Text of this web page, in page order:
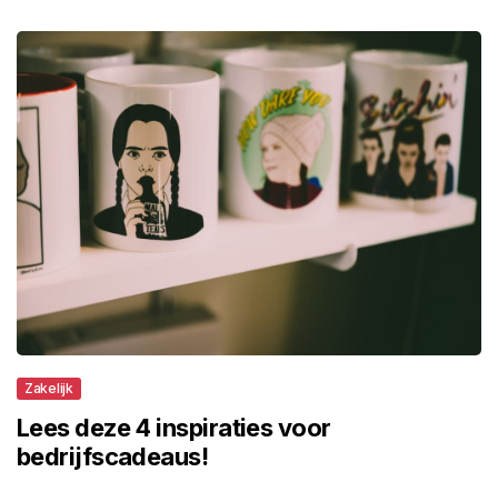
Zakelijk
Lees deze 4 inspiraties voor
bedrijfscadeaus!